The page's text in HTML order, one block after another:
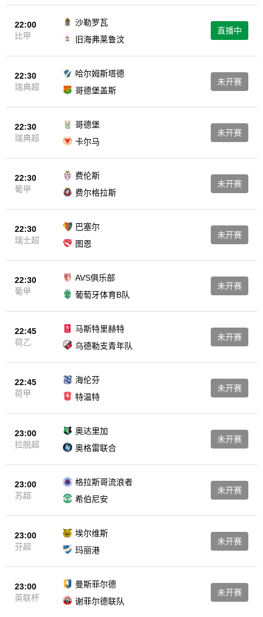
22:00
比甲
沙勒罗瓦
旧海弗莱鲁汶
直播中
22:30
瑞典超
哈尔姆斯塔德
哥德堡盖斯
未开赛
22:30
瑞典超
哥德堡
卡尔马
未开赛
22:30
葡甲
费伦斯
费尔格拉斯
未开赛
22:30
瑞士超
巴塞尔
图恩
未开赛
22:30
葡甲
AVS俱乐部
葡萄牙体育B队
未开赛
22:45
荷乙
马斯特里赫特
乌德勒支青年队
未开赛
22:45
荷甲
海伦芬
特温特
未开赛
23:00
拉脱超
奥达里加
奥格雷联合
未开赛
23:00
苏超
格拉斯哥流浪者
希伯尼安
未开赛
23:00
芬超
埃尔维斯
玛丽港
未开赛
23:00
英联杯
曼斯菲尔德
谢菲尔德联队
未开赛